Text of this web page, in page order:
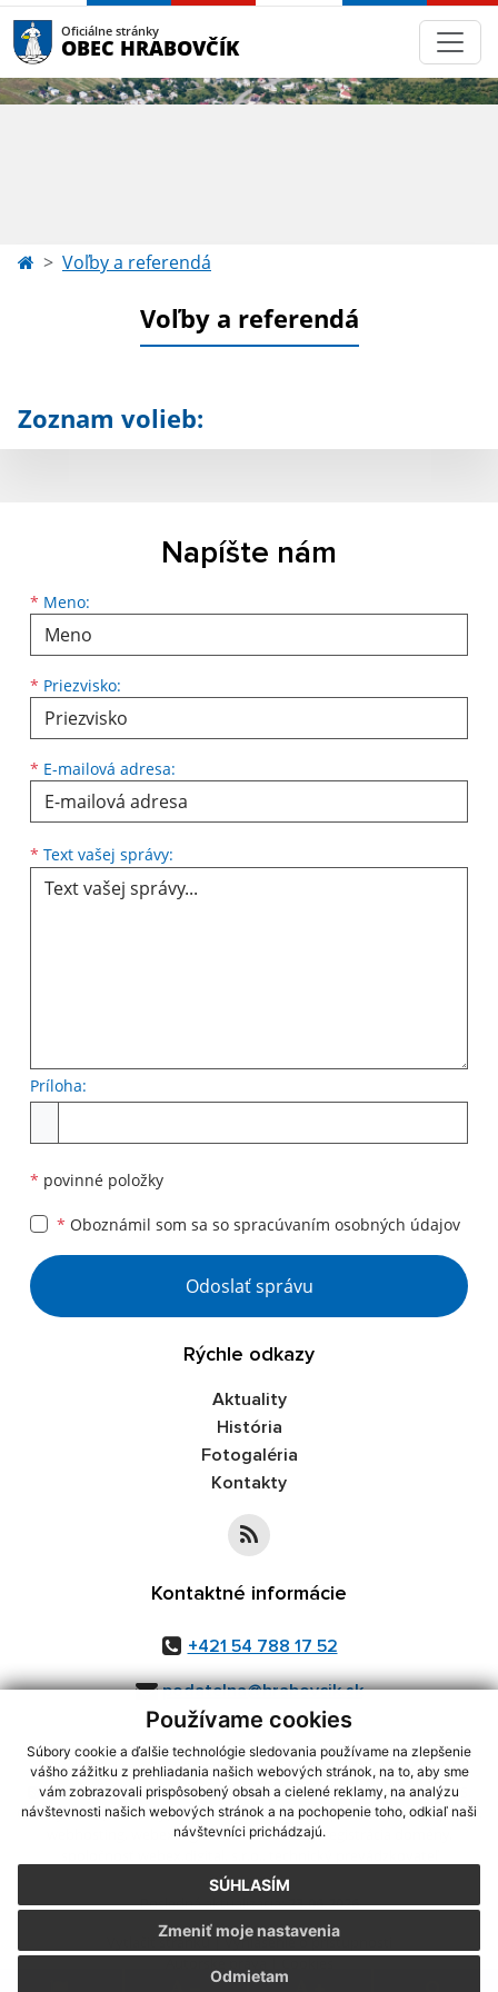
Používame cookies
Súbory cookie a ďalšie technológie sledovania používame na zlepšenie
vášho zážitku z prehliadania našich webových stránok, na to, aby sme
vám zobrazovali prispôsobený obsah a cielené reklamy, na analýzu
návštevnosti našich webových stránok a na pochopenie toho, odkiaľ naši
návštevníci prichádzajú.
SÚHLASÍM
Odmietam
Zmeniť moje nastavenia
Oficiálne stránky
OBEC HRABOVČÍK
Voľby a referendá
Voľby a referendá
Zoznam volieb:
Napíšte nám
* Meno:
Meno
* Priezvisko:
Priezvisko
* E-mailová adresa:
E-mailová adresa
* Text vašej správy:
Príloha:
* povinné položky
* Oboznámil som sa so spracúvaním osobných údajov
Google reCaptcha Response
Odoslať správu
Rýchle odkazy
Aktuality
História
Fotogaléria
Kontakty
Kontaktné informácie
+421 54 788 17 52
podatelna@hrabovcik.sk
využite možnosť získavania aktuálnych informácií s využitím RSS
CMS systém (redakčný) systém ECHELON 2,Mapa stránok,web portál
webex.digital, s.r.o.,domény,registrácia domény
Posledná aktualizácia:23.06.2026
Vytlačiť stránku|Vyhlásenie o prístupnosti